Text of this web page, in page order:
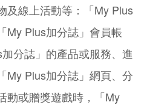
及線上活動等：「My Plus
My Plus加分誌」會員帳
分誌」的產品或服務、進
My Plus加分誌」網頁、分
動或贈獎遊戲時，「My